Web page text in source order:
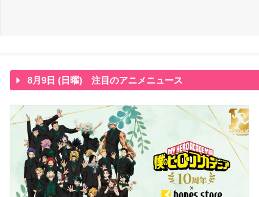
8月9日 (日曜) 注目のアニメニュース